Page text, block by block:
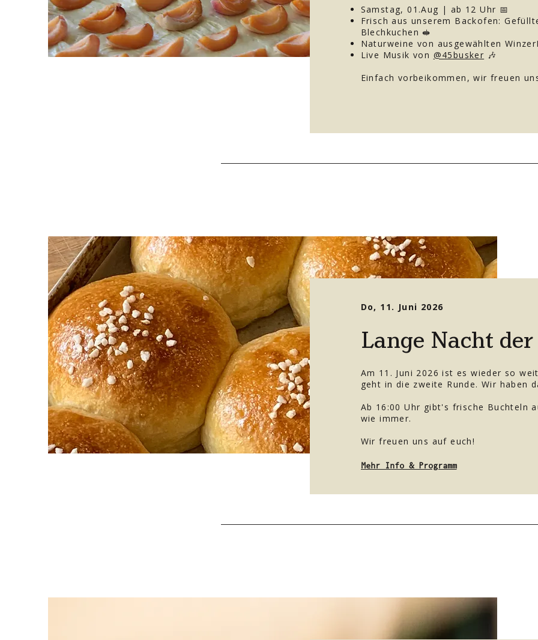
Samstag, 01.Aug | ab 12 Uhr 📅
Frisch aus unserem Backofen:
Blechkuchen 🥪
Naturweine von ausgewählten
Live Musik von @45busker 🎶
Einfach vorbeikommen, wir freuen
Do, 11. Juni 2026
Lange Nacht
Am 11. Juni 2026 ist es wieder so
geht in die zweite Runde. Wir haben
Ab 16:00 Uhr gibt's frische Buchteln
wie immer.
Wir freuen uns auf euch!
Mehr Info & Programm